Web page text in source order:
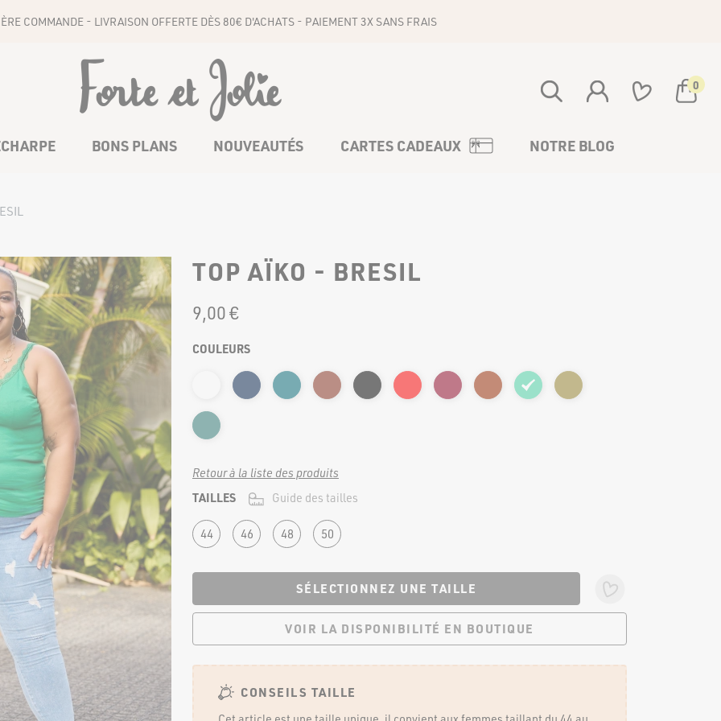
COMMANDE - LIVRAISON OFFERTE DÈS 80€ D'ACHATS - PAIEMENT 3X SANS FRAIS
0
Votre panier est vide
BONS PLANS NOUVEAUTÉS CARTES CADEAUX NOTRE BLOG
TOP AÏKO - BRESIL
9,00€
COULEURS
Retour à la liste des produits
TAILLES Guide des tailles
44 46 48 50
SÉLECTIONNEZ UNE TAILLE
VOIR LA DISPONIBILITÉ EN BOUTIQUE
CONSEILS TAILLE
NOUS SUIVRE
BAS
Pantalons
Shorts et pantacourt
Leggings et cyclistes